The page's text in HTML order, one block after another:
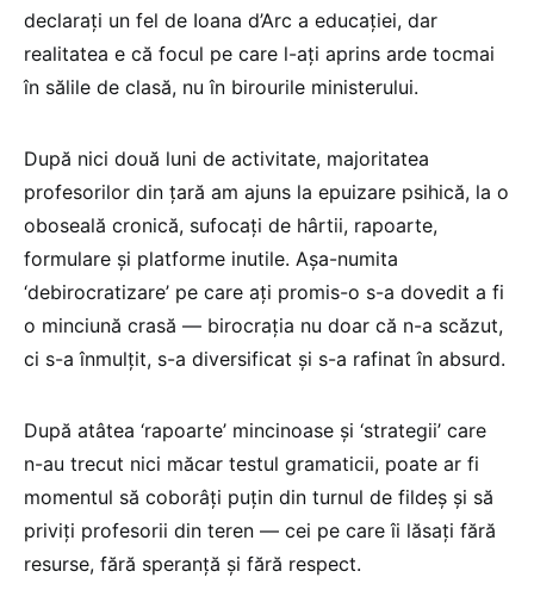
declarați un fel de Ioana d’Arc a educației, dar
realitatea e că focul pe care l-ați aprins arde tocmai
în sălile de clasă, nu în birourile ministerului.
După nici două luni de activitate, majoritatea
profesorilor din țară am ajuns la epuizare psihică, la o
oboseală cronică, sufocați de hârtii, rapoarte,
formulare și platforme inutile. Așa-numita
‘debirocratizare’ pe care ați promis-o s-a dovedit a fi
o minciună crasă — birocrația nu doar că n-a scăzut,
ci s-a înmulțit, s-a diversificat și s-a rafinat în absurd.
După atâtea ‘rapoarte’ mincinoase și ‘strategii’ care
n-au trecut nici măcar testul gramaticii, poate ar fi
momentul să coborâți puțin din turnul de fildeș și să
priviți profesorii din teren — cei pe care îi lăsați fără
resurse, fără speranță și fără respect.